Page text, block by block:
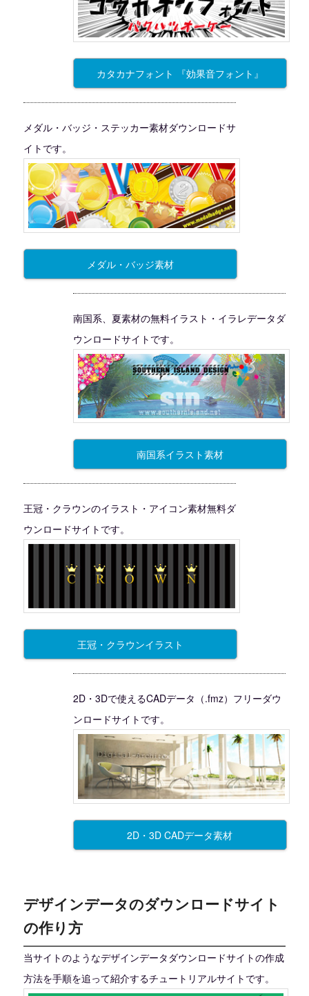
カタカナフォント 『効果音フォント』
メダル・バッジ・ステッカー素材ダウンロードサ
イトです。
メダル・バッジ素材
南国系、夏素材の無料イラスト・イラレデータダ
ウンロードサイトです。
南国系イラスト素材
王冠・クラウンのイラスト・アイコン素材無料ダ
ウンロードサイトです。
王冠・クラウンイラスト
2D・3Dで使えるCADデータ（.fmz）フリーダウ
ンロードサイトです。
2D・3D CADデータ素材
デザインデータのダウンロードサイト
の作り方
当サイトのようなデザインデータダウンロードサイトの作成
方法を手順を追って紹介するチュートリアルサイトです。